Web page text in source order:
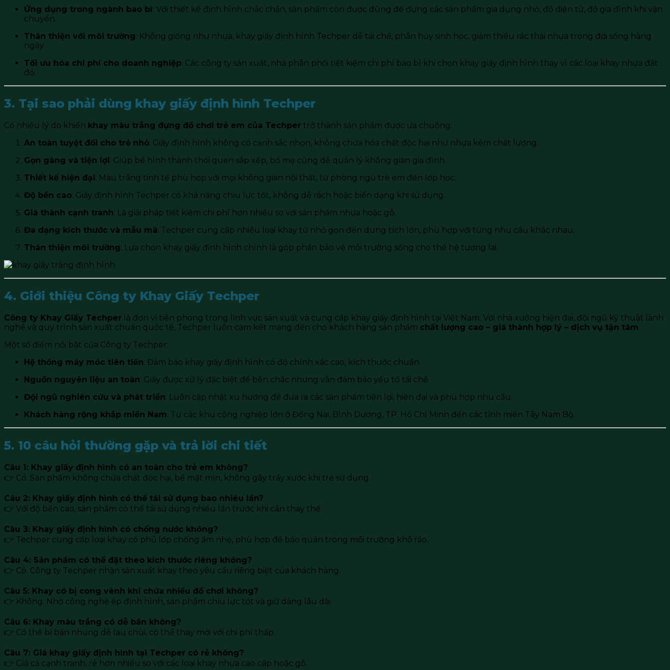
Ứng dụng trong ngành bao bì: Với thiết kế định hình chắc chắn, sản phẩm còn được dùng để đựng các sản phẩm gia dụng nhỏ, đồ điện tử, đồ gia đình khi vận
chuyển.
Thân thiện với môi trường: Không giống như nhựa, khay giấy định hình Techper dễ tái chế, phân hủy sinh học, giảm thiểu rác thải nhựa trong đời sống hàng
ngày.
Tối ưu hóa chi phí cho doanh nghiệp: Các công ty sản xuất, nhà phân phối tiết kiệm chi phí bao bì khi chọn khay giấy định hình thay vì các loại khay nhựa đắt
đỏ.
3. Tại sao phải dùng khay giấy định hình Techper
Có nhiều lý do khiến khay màu trắng đựng đồ chơi trẻ em của Techper trở thành sản phẩm được ưa chuộng:
An toàn tuyệt đối cho trẻ nhỏ: Giấy định hình không có cạnh sắc nhọn, không chứa hóa chất độc hại như nhựa kém chất lượng.
Gọn gàng và tiện lợi: Giúp bé hình thành thói quen sắp xếp, bố mẹ cũng dễ quản lý không gian gia đình.
Thiết kế hiện đại: Màu trắng tinh tế phù hợp với mọi không gian nội thất, từ phòng ngủ trẻ em đến lớp học.
Độ bền cao: Giấy định hình Techper có khả năng chịu lực tốt, không dễ rách hoặc biến dạng khi sử dụng.
Giá thành cạnh tranh: Là giải pháp tiết kiệm chi phí hơn nhiều so với sản phẩm nhựa hoặc gỗ.
Đa dạng kích thước và mẫu mã: Techper cung cấp nhiều loại khay từ nhỏ gọn đến dung tích lớn, phù hợp với từng nhu cầu khác nhau.
Thân thiện môi trường: Lựa chọn khay giấy định hình chính là góp phần bảo vệ môi trường sống cho thế hệ tương lai.
4. Giới thiệu Công ty Khay Giấy Techper
Công ty Khay Giấy Techper là đơn vị tiên phong trong lĩnh vực sản xuất và cung cấp khay giấy định hình tại Việt Nam. Với nhà xưởng hiện đại, đội ngũ kỹ thuật lành
nghề và quy trình sản xuất chuẩn quốc tế, Techper luôn cam kết mang đến cho khách hàng sản phẩm chất lượng cao – giá thành hợp lý – dịch vụ tận tâm.
Một số điểm nổi bật của Công ty Techper:
Hệ thống máy móc tiên tiến: Đảm bảo khay giấy định hình có độ chính xác cao, kích thước chuẩn.
Nguồn nguyên liệu an toàn: Giấy được xử lý đặc biệt để bền chắc nhưng vẫn đảm bảo yếu tố tái chế.
Đội ngũ nghiên cứu và phát triển: Luôn cập nhật xu hướng để đưa ra các sản phẩm tiện lợi, hiện đại và phù hợp nhu cầu.
Khách hàng rộng khắp miền Nam: Từ các khu công nghiệp lớn ở Đồng Nai, Bình Dương, TP. Hồ Chí Minh đến các tỉnh miền Tây Nam Bộ.
5. 10 câu hỏi thường gặp và trả lời chi tiết
Câu 1: Khay giấy định hình có an toàn cho trẻ em không?
👉 Có. Sản phẩm không chứa chất độc hại, bề mặt mịn, không gây trầy xước khi trẻ sử dụng.
Câu 2: Khay giấy định hình có thể tái sử dụng bao nhiêu lần?
👉 Với độ bền cao, sản phẩm có thể tái sử dụng nhiều lần trước khi cần thay thế.
Câu 3: Khay giấy định hình có chống nước không?
👉 Techper cung cấp loại khay có phủ lớp chống ẩm nhẹ, phù hợp để bảo quản trong môi trường khô ráo.
Câu 4: Sản phẩm có thể đặt theo kích thước riêng không?
👉 Có. Công ty Techper nhận sản xuất khay theo yêu cầu riêng biệt của khách hàng.
Câu 5: Khay có bị cong vênh khi chứa nhiều đồ chơi không?
👉 Không. Nhờ công nghệ ép định hình, sản phẩm chịu lực tốt và giữ dáng lâu dài.
Câu 6: Khay màu trắng có dễ bẩn không?
👉 Có thể bị bẩn nhưng dễ lau chùi, có thể thay mới với chi phí thấp.
Câu 7: Giá khay giấy định hình tại Techper có rẻ không?
👉 Giá cả cạnh tranh, rẻ hơn nhiều so với các loại khay nhựa cao cấp hoặc gỗ.